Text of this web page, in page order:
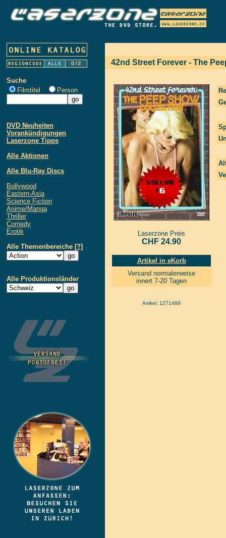
Suche
Filmtitel
Person
DVD Neuheiten
Vorankündigungen
Laserzone Tipps
Alle Aktionen
Alle Blu-Ray Discs
Bollywood
Eastern-Asia
Science Fiction
Anime/Manga
Thriller
Comedy
Erotik
Alle Themenbereiche [?]
Alle Produktionsländer
42nd Street Forever - The
Laserzone Preis
CHF 24.90
Artikel in eKorb
Versand normalerweise
innert 7-20 Tagen
Artikel: 1271489